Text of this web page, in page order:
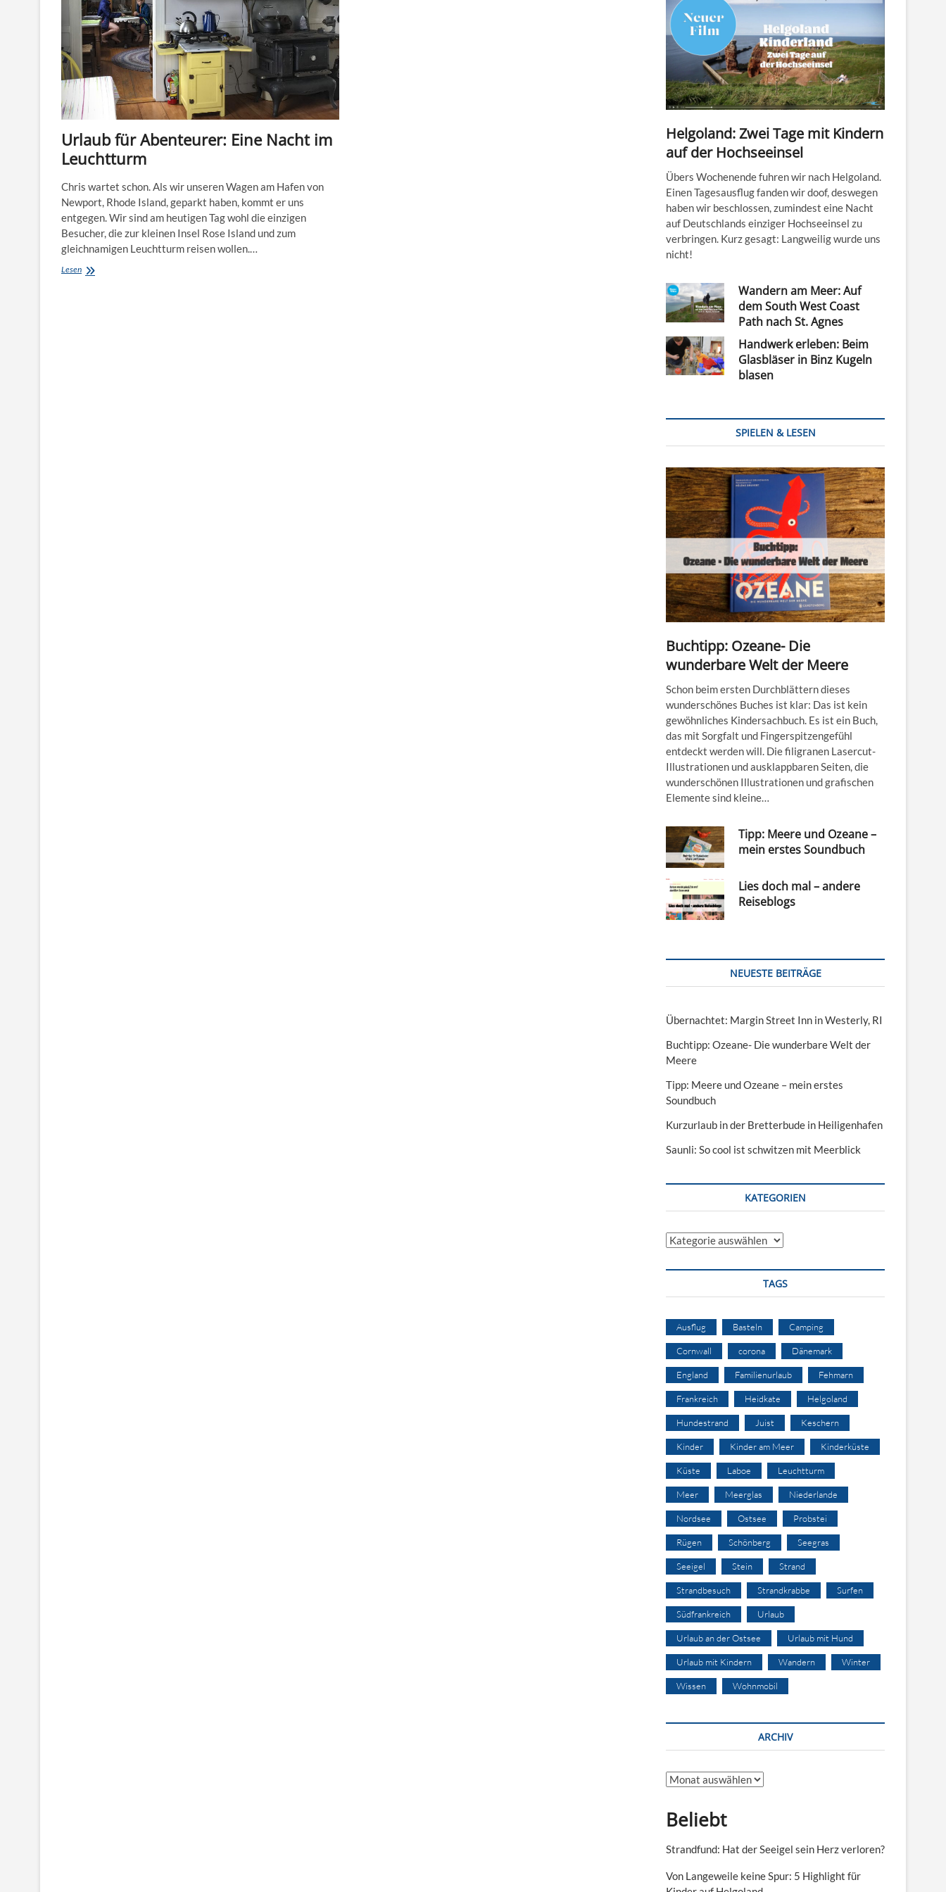
Urlaub für Abenteurer: Eine Nacht im
Leuchtturm
Chris wartet schon. Als wir unseren Wagen am Hafen von
Newport, Rhode Island, geparkt haben, kommt er uns
entgegen. Wir sind am heutigen Tag wohl die einzigen
Besucher, die zur kleinen Insel Rose Island und zum
gleichnamigen Leuchtturm reisen wollen.…
LesenUrlaub
Helgoland: Zwei Tage mit Kindern
auf der Hochseeinsel
Übers Wochenende fuhren wir nach Helgoland.
Einen Tagesausflug fanden wir doof, deswegen
haben wir beschlossen, zumindest eine Nacht
auf Deutschlands einziger Hochseeinsel zu
verbringen. Kurz gesagt: Langweilig wurde uns
nicht!
Wandern am Meer: Auf
dem South West Coast
Path nach St. Agnes
Handwerk erleben: Beim
Glasbläser in Binz Kugeln
blasen
SPIELEN & LESEN
Buchtipp: Ozeane- Die
wunderbare Welt der Meere
Schon beim ersten Durchblättern dieses
wunderschönes Buches ist klar: Das ist kein
gewöhnliches Kindersachbuch. Es ist ein Buch,
das mit Sorgfalt und Fingerspitzengefühl
entdeckt werden will. Die filigranen Lasercut-
Illustrationen und ausklappbaren Seiten, die
wunderschönen Illustrationen und grafischen
Elemente sind kleine…
Tipp: Meere und Ozeane –
mein erstes Soundbuch
Lies doch mal – andere
Reiseblogs
NEUESTE BEITRÄGE
Übernachtet: Margin Street Inn in Westerly, RI
Buchtipp: Ozeane- Die wunderbare Welt der
Meere
Tipp: Meere und Ozeane – mein erstes
Soundbuch
Kurzurlaub in der Bretterbude in Heiligenhafen
Saunli: So cool ist schwitzen mit Meerblick
KATEGORIEN
Kategorien
TAGS
Ausflug Basteln Camping
Cornwall corona Dänemark
England Familienurlaub Fehmarn
Frankreich Heidkate Helgoland
Hundestrand Juist Keschern
Kinder Kinder am Meer Kinderküste
Küste Laboe Leuchtturm
Meer Meerglas Niederlande
Nordsee Ostsee Probstei
Rügen Schönberg Seegras
Seeigel Stein Strand
Strandbesuch Strandkrabbe Surfen
Südfrankreich Urlaub
Urlaub an der Ostsee Urlaub mit Hund
Urlaub mit Kindern Wandern Winter
Wissen Wohnmobil
ARCHIV
Archiv
Beliebt
Strandfund: Hat der Seeigel sein Herz verloren?
Von Langeweile keine Spur: 5 Highlight für